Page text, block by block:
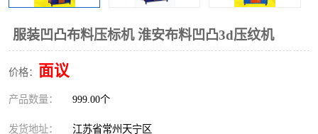
服装凹凸布料压标机 淮安布料凹凸3d压纹机
价格： 面议
产品数量： 999.00个
发货地址： 江苏省常州天宁区